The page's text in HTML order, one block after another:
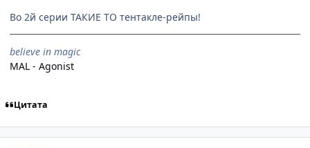
Во 2й серии ТАКИЕ ТО тентакле-рейпы!
believe in magic
MAL - Agonist
Цитата